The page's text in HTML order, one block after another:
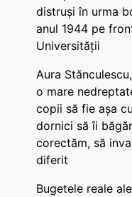
distruși în urma
anul 1944 pe
Universității
Aura
o mare
copii să fie așa
dornici să îi
corectăm, să
diferit
Bugetele reale